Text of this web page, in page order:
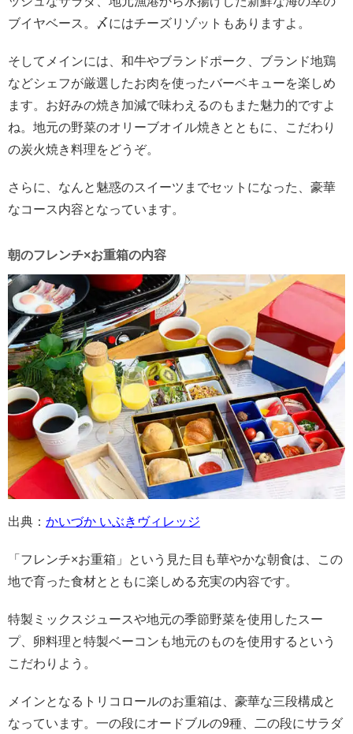
ブイヤベース。〆にはチーズリゾットもありますよ。
そしてメインには、和牛やブランドポーク、ブランド地鶏
などシェフが厳選したお肉を使ったバーベキューを楽しめ
ます。お好みの焼き加減で味わえるのもまた魅力的ですよ
ね。地元の野菜のオリーブオイル焼きとともに、こだわり
の炭火焼き料理をどうぞ。
さらに、なんと魅惑のスイーツまでセットになった、豪華
なコース内容となっています。
朝のフレンチ×お重箱の内容
出典： かいづか いぶきヴィレッジ
「フレンチ×お重箱」という見た目も華やかな朝食は、この
地で育った食材とともに楽しめる充実の内容です。
特製ミックスジュースや地元の季節野菜を使用したスー
プ、卵料理と特製ベーコンも地元のものを使用するという
こだわりよう。
メインとなるトリコロールのお重箱は、豪華な三段構成と
なっています。一の段にオードブルの9種、二の段にサラダ